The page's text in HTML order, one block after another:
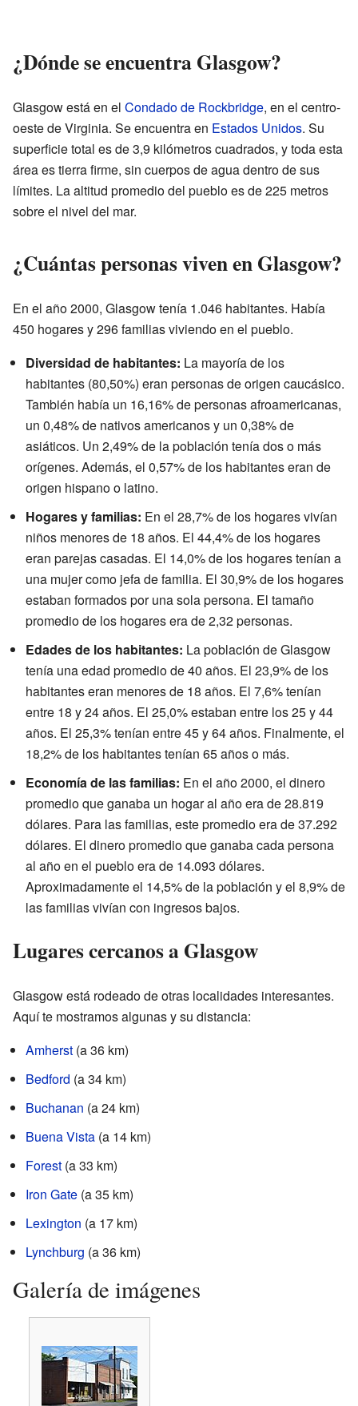
¿Dónde se encuentra Glasgow?
Glasgow está en el Condado de Rockbridge, en el centro-
oeste de Virginia. Se encuentra en Estados Unidos. Su
superficie total es de 3,9 kilómetros cuadrados, y toda esta
área es tierra firme, sin cuerpos de agua dentro de sus
límites. La altitud promedio del pueblo es de 225 metros
sobre el nivel del mar.
¿Cuántas personas viven en Glasgow?
En el año 2000, Glasgow tenía 1.046 habitantes. Había
450 hogares y 296 familias viviendo en el pueblo.
Diversidad de habitantes: La mayoría de los
habitantes (80,50%) eran personas de origen caucásico.
También había un 16,16% de personas afroamericanas,
un 0,48% de nativos americanos y un 0,38% de
asiáticos. Un 2,49% de la población tenía dos o más
orígenes. Además, el 0,57% de los habitantes eran de
origen hispano o latino.
Hogares y familias: En el 28,7% de los hogares vivían
niños menores de 18 años. El 44,4% de los hogares
eran parejas casadas. El 14,0% de los hogares tenían a
una mujer como jefa de familia. El 30,9% de los hogares
estaban formados por una sola persona. El tamaño
promedio de los hogares era de 2,32 personas.
Edades de los habitantes: La población de Glasgow
tenía una edad promedio de 40 años. El 23,9% de los
habitantes eran menores de 18 años. El 7,6% tenían
entre 18 y 24 años. El 25,0% estaban entre los 25 y 44
años. El 25,3% tenían entre 45 y 64 años. Finalmente, el
18,2% de los habitantes tenían 65 años o más.
Economía de las familias: En el año 2000, el dinero
promedio que ganaba un hogar al año era de 28.819
dólares. Para las familias, este promedio era de 37.292
dólares. El dinero promedio que ganaba cada persona
al año en el pueblo era de 14.093 dólares.
Aproximadamente el 14,5% de la población y el 8,9% de
las familias vivían con ingresos bajos.
Lugares cercanos a Glasgow
Glasgow está rodeado de otras localidades interesantes.
Aquí te mostramos algunas y su distancia:
Amherst (a 36 km)
Bedford (a 34 km)
Buchanan (a 24 km)
Buena Vista (a 14 km)
Forest (a 33 km)
Iron Gate (a 35 km)
Lexington (a 17 km)
Lynchburg (a 36 km)
Galería de imágenes